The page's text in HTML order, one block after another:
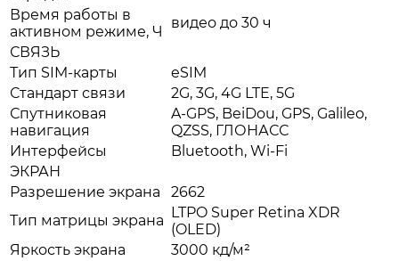
Время работы в
активном режиме, Ч
видео до 30 ч
СВЯЗЬ
Тип SIM-карты
eSIM
Стандарт связи
2G, 3G, 4G LTE, 5G
Спутниковая
навигация
A-GPS, BeiDou, GPS, Galileo,
QZSS, ГЛОНАСС
Интерфейсы
Bluetooth, Wi-Fi
ЭКРАН
Разрешение экрана
2662
Тип матрицы экрана LTPO Super Retina XDR
(OLED)
Яркость экрана
3000 кд/м²